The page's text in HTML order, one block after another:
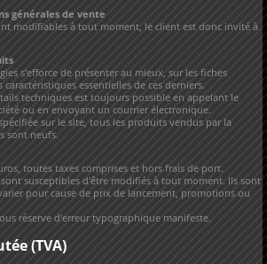
générales de vente
modifiables à tout moment, le client est donc invité à
s'efforce de présenter au mieux, sur les fiches
essentielles de ces derniers.
techniques est toujours possible en appelant le
ou en envoyant un courrier électronique.
sur le site, tous les produits vendus par la
sont neufs.
toutes taxes comprises et hors frais de port.
susceptibles d'être modifiés à tout moment. Ils sont
pour cause de prix de lancement, promotions ou
réserve d'erreur typographique manifeste.
(TVA)